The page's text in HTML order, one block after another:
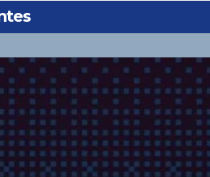
para Engenharia e Arquitetura